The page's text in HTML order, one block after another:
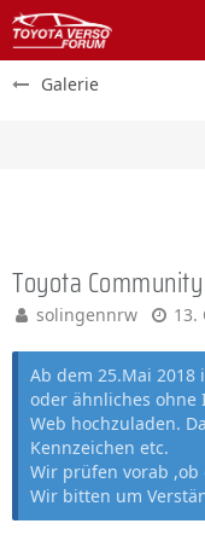
Galerie
Toyota
solingennrw 13.
Ab dem 25.Mai
oder ähnliches
Web hochzuladen.
Kennzeichen etc.
Wir prüfen vorab
Wir bitten um